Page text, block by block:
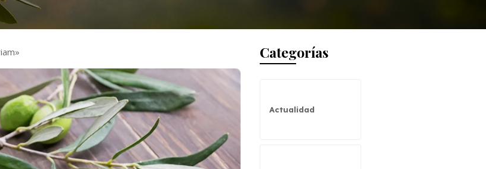
Categorías
Actualidad